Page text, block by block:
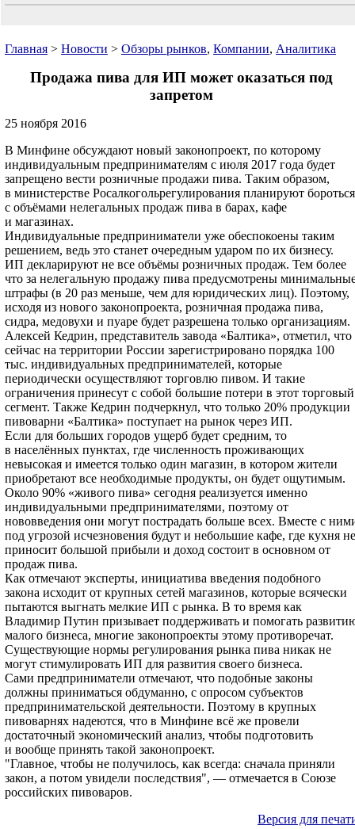
Главная > Новости > Обзоры рынков, Компании, Аналитика
Продажа пива для ИП может оказаться под
запретом
25 ноября 2016
В Минфине обсуждают новый законопроект, по которому
индивидуальным предпринимателям с июля 2017 года будет
запрещено вести розничные продажи пива. Таким образом,
в министерстве Росалкогольрегулирования планируют бороться
с объёмами нелегальных продаж пива в барах, кафе
и магазинах.
Индивидуальные предприниматели уже обеспокоены таким
решением, ведь это станет очередным ударом по их бизнесу.
ИП декларируют не все объёмы розничных продаж. Тем более
что за нелегальную продажу пива предусмотрены
штрафы (в 20 раз меньше, чем для юридических лиц). Поэтому,
исходя из нового законопроекта, розничная продажа пива,
сидра, медовухи и пуаре будет разрешена только организациям.
Алексей Кедрин, представитель завода «Балтика», отметил, что
сейчас на территории России зарегистрировано порядка 100
тыс. индивидуальных предпринимателей, которые
периодически осуществляют торговлю пивом. И такие
ограничения принесут с собой большие потери в этот торговый
сегмент. Также Кедрин подчеркнул, что только 20% продукции
пивоварни «Балтика» поступает на рынок через ИП.
Если для больших городов ущерб будет средним, то
в населённых пунктах, где численность проживающих
невысокая и имеется только один магазин, в котором жители
приобретают все необходимые продукты, он будет ощутимым.
Около 90% «живого пива» сегодня реализуется именно
индивидуальными предпринимателями, поэтому от
нововведения они могут пострадать больше всех. Вместе с
под угрозой исчезновения будут и небольшие кафе, где кухня не
приносит большой прибыли и доход состоит в основном от
продаж пива.
Как отмечают эксперты, инициатива введения подобного
закона исходит от крупных сетей магазинов, которые всячески
пытаются выгнать мелкие ИП с рынка. В то время как
Владимир Путин призывает поддерживать и помогать
малого бизнеса, многие законопроекты этому противоречат.
Существующие нормы регулирования рынка пива никак не
могут стимулировать ИП для развития своего бизнеса.
Сами предприниматели отмечают, что подобные законы
должны приниматься обдуманно, с опросом субъектов
предпринимательской деятельности. Поэтому в крупных
пивоварнях надеются, что в Минфине всё же провели
достаточный экономический анализ, чтобы подготовить
и вообще принять такой законопроект.
"Главное, чтобы не получилось, как всегда: сначала приняли
закон, а потом увидели последствия", — отмечается в Союзе
российских пивоваров.
Версия для